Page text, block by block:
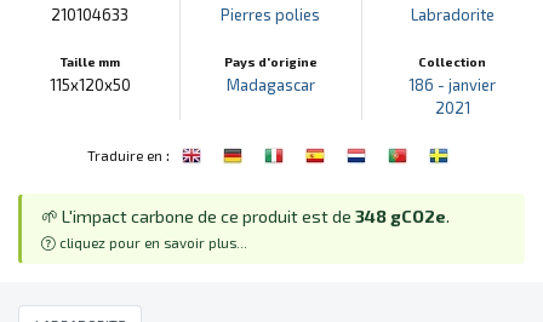
210104633
Taille mm
115x120x50
Pierres polies
Pays d'origine
Madagascar
Labradorite
Collection
186 - janvier
2021
Traduire en :
🌱 L'impact carbone de ce produit est de 348 gCO2e.
cliquez pour en savoir plus...